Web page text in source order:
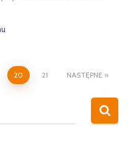
20 21 NASTĘPNE